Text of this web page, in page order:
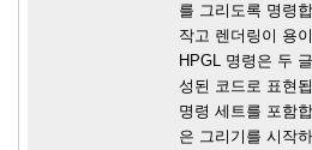
를 그리도록 명령
작고 렌더링이 용
HPGL 명령은 두
성된 코드로 표현
명령 세트를 포함
은 그리기를 시작